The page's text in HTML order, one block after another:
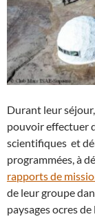
Durant leur
pouvoir effectuer
scientifiques et
programmées, à
rapports de
de leur groupe
paysages ocres